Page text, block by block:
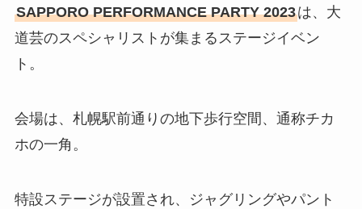
SAPPORO PERFORMANCE PARTY 2023は、大
道芸のスペシャリストが集まるステージイベン
ト。
会場は、札幌駅前通りの地下歩行空間、通称チカ
ホの一角。
特設ステージが設置され、ジャグリングやパント